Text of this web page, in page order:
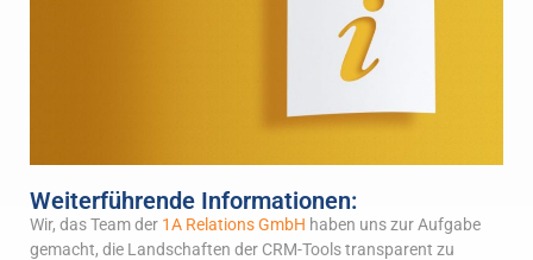
Weiterführende Informationen:
Wir, das Team der 1A Relations GmbH haben uns zur Aufgabe
gemacht, die Landschaften der CRM-Tools transparent zu